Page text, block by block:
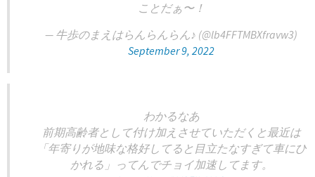
ことだぁ〜！
— 牛歩のまえはらんらんらん♪ (@lb4FFTMBXfravw3)
September 9, 2022
わかるなあ
前期高齢者として付け加えさせていただくと最近は
「年寄りが地味な格好してると目立たなすぎて車にひ
かれる」ってんでチョイ加速してます。